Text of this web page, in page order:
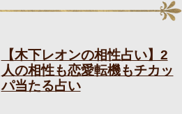
【木下レオンの相性占い】2
人の相性も恋愛転機もチカッ
パ当たる占い